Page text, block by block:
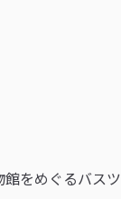
をめぐるバス